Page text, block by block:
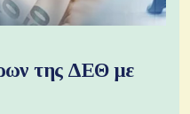
της ΔΕΘ με